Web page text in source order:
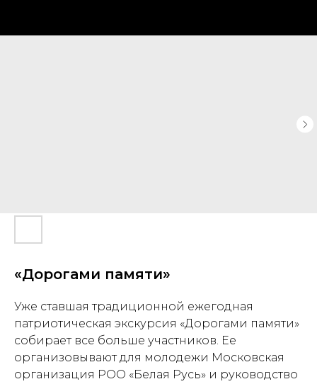
«Дорогами памяти»
Уже ставшая традиционной ежегодная
патриотическая экскурсия «Дорогами памяти»
собирает все больше участников. Ее
организовывают для молодежи Московская
организация РОО «Белая Русь» и руководство